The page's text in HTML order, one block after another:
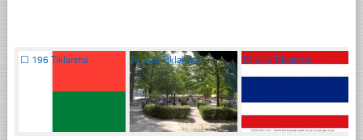
☐ 196 Tıklanma ☐202 Tıklanma ☐ 215 Tıklanma